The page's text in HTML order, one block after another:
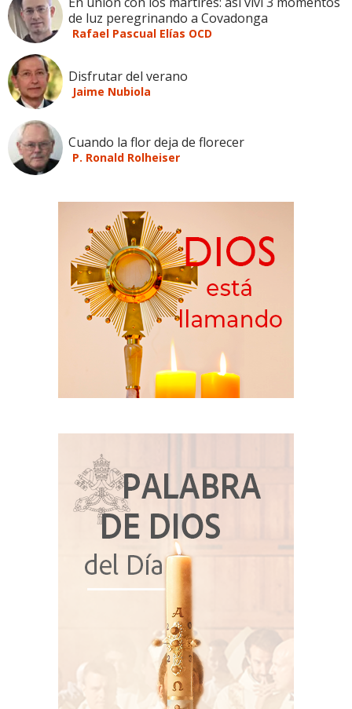
de luz peregrinando a Covadonga
Rafael Pascual Elías OCD
Disfrutar del verano
Jaime Nubiola
Cuando la flor deja de florecer
P. Ronald Rolheiser